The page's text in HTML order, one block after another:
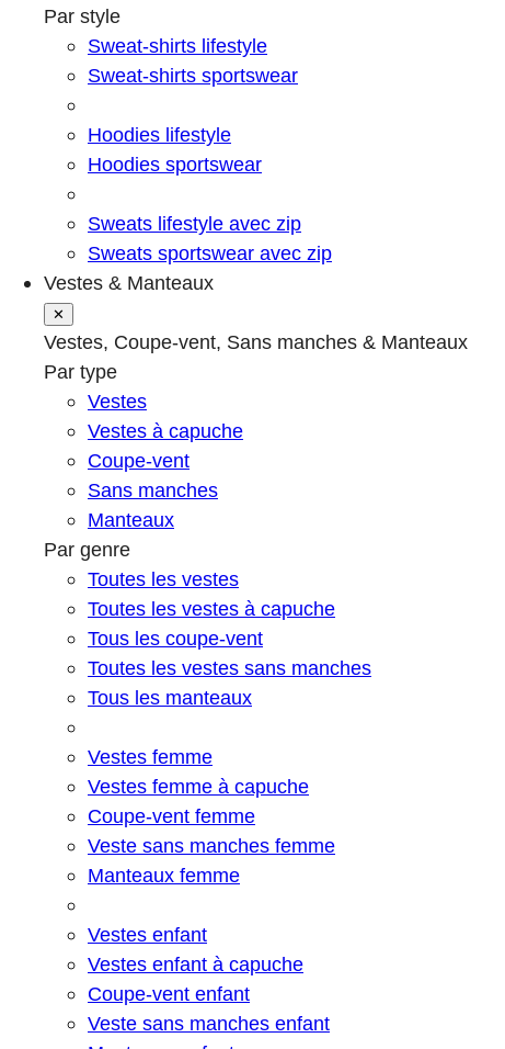
Par style
Sweat-shirts lifestyle
Sweat-shirts sportswear
Hoodies lifestyle
Hoodies sportswear
Sweats lifestyle avec zip
Sweats sportswear avec zip
Vestes & Manteaux
✕
Vestes, Coupe-vent, Sans manches & Manteaux
Par type
Vestes
Vestes à capuche
Coupe-vent
Sans manches
Manteaux
Par genre
Toutes les vestes
Toutes les vestes à capuche
Tous les coupe-vent
Toutes les vestes sans manches
Tous les manteaux
Vestes femme
Vestes femme à capuche
Coupe-vent femme
Veste sans manches femme
Manteaux femme
Vestes enfant
Vestes enfant à capuche
Coupe-vent enfant
Veste sans manches enfant